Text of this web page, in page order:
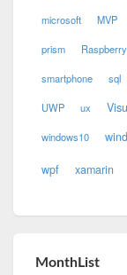
microsoft MVP
prism Raspberry
smartphone sql
UWP ux
windows10
wpf xamarin
MonthList